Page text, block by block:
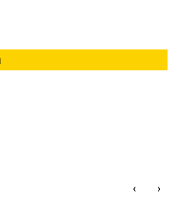
‹ ›